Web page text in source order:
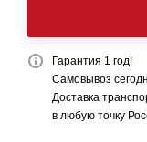
Гарантия 1 год!
Самовывоз
Доставка
в любую точку